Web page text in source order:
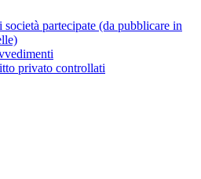
società partecipate (da pubblicare in
privato controllati